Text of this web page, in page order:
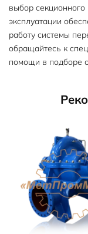
выбор
эксплуатации
работу системы
обращайтесь к
помощи в подборе